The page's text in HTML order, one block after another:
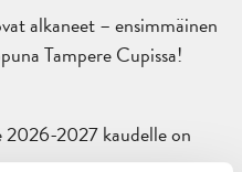
alkaneet – ensimmäinen
Tampere Cupissa!
2027 kaudelle on